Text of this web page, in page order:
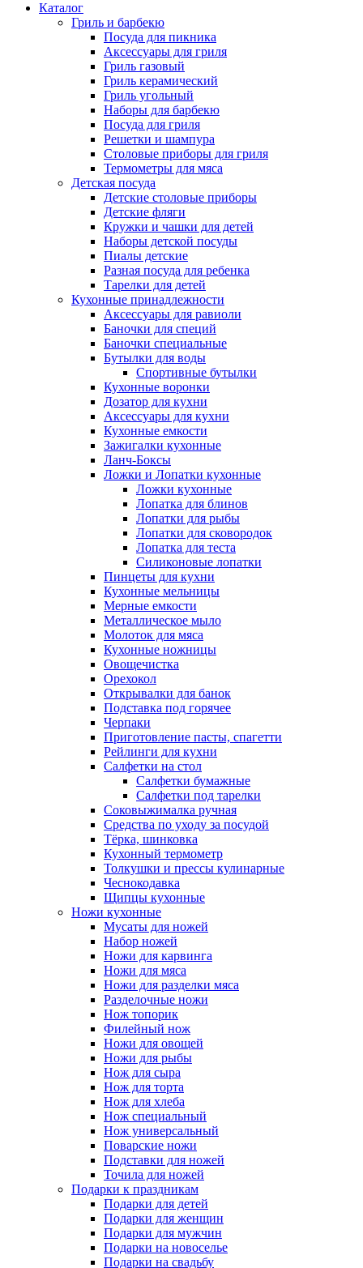
Каталог
Гриль и барбекю
Посуда для пикника
Аксессуары для гриля
Гриль газовый
Гриль керамический
Гриль угольный
Наборы для барбекю
Посуда для гриля
Решетки и шампура
Столовые приборы для гриля
Термометры для мяса
Детская посуда
Детские столовые приборы
Детские фляги
Кружки и чашки для детей
Наборы детской посуды
Пиалы детские
Разная посуда для ребенка
Тарелки для детей
Кухонные принадлежности
Аксессуары для равиоли
Баночки для специй
Баночки специальные
Бутылки для воды
Спортивные бутылки
Кухонные воронки
Дозатор для кухни
Аксессуары для кухни
Кухонные емкости
Зажигалки кухонные
Ланч-Боксы
Ложки и Лопатки кухонные
Ложки кухонные
Лопатка для блинов
Лопатки для рыбы
Лопатки для сковородок
Лопатка для теста
Силиконовые лопатки
Пинцеты для кухни
Кухонные мельницы
Мерные емкости
Металлическое мыло
Молоток для мяса
Кухонные ножницы
Овощечистка
Орехокол
Открывалки для банок
Подставка под горячее
Черпаки
Приготовление пасты, спагетти
Рейлинги для кухни
Салфетки на стол
Салфетки бумажные
Салфетки под тарелки
Соковыжималка ручная
Средства по уходу за посудой
Тëрка, шинковка
Кухонный термометр
Толкушки и прессы кулинарные
Чеснокодавка
Щипцы кухонные
Ножи кухонные
Мусаты для ножей
Набор ножей
Ножи для карвинга
Ножи для мяса
Ножи для разделки мяса
Разделочные ножи
Нож топорик
Филейный нож
Ножи для овощей
Ножи для рыбы
Нож для сыра
Нож для торта
Нож для хлеба
Нож специальный
Нож универсальный
Поварские ножи
Подставки для ножей
Точила для ножей
Подарки к праздникам
Подарки для детей
Подарки для женщин
Подарки для мужчин
Подарки на новоселье
Подарки на свадьбу